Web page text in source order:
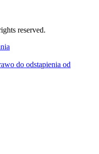
reserved.
do odstąpienia od